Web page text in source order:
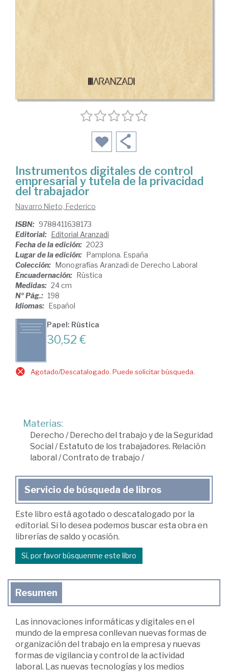
Instrumentos digitales de control
empresarial y tutela de la privacidad
del trabajador
Navarro Nieto, Federico
ISBN: 9788411638173
Editorial: Editorial Aranzadi
Fecha de la edición: 2023
Lugar de la edición: Pamplona. España
Colección: Monografías Aranzadi de Derecho Laboral
Encuadernación: Rústica
Medidas: 24 cm
Nº Pág.: 198
Idiomas: Español
Papel: Rústica
30,52 €
Agotado/Descatalogado. Puede solicitar búsqueda.
Materias:
Derecho /Derecho del trabajo y de la Seguridad
Social /Estatuto de los trabajadores. Relación
laboral /Contrato de trabajo /
Servicio de búsqueda de libros
Este libro está agotado o descatalogado por la
editorial. Si lo desea podemos buscar esta obra en
librerías de saldo y ocasión.
Sí, por favor búsquenme este libro
Resumen
Las innovaciones informáticas y digitales en el
mundo de la empresa conllevan nuevas formas de
organización del trabajo en la empresa y nuevas
formas de vigilancia y control de la actividad
laboral. Las nuevas tecnologías y los medios